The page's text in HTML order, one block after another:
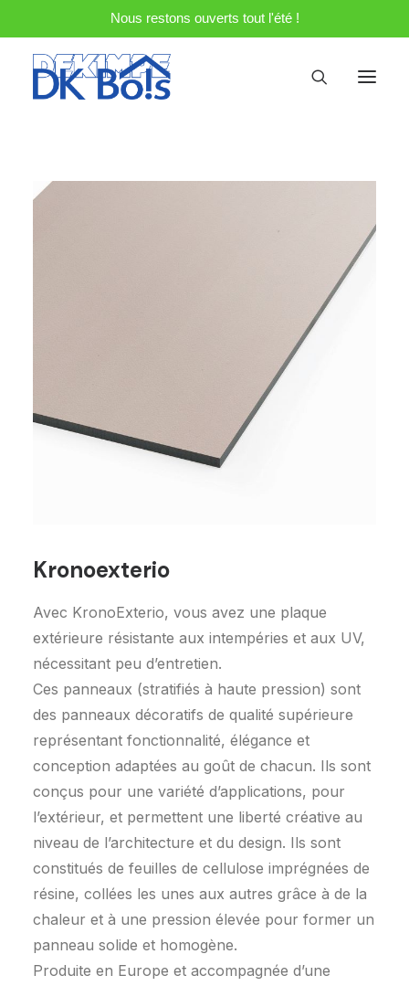
Nous restons ouverts tout l'été !
Kronoexterio
Avec KronoExterio, vous avez une plaque
extérieure résistante aux intempéries et aux UV,
nécessitant peu d’entretien.
Ces panneaux (stratifiés à haute pression) sont
des panneaux décoratifs de qualité supérieure
représentant fonctionnalité, élégance et
conception adaptées au goût de chacun. Ils sont
conçus pour une variété d’applications, pour
l’extérieur, et permettent une liberté créative au
niveau de l’architecture et du design. Ils sont
constitués de feuilles de cellulose imprégnées de
résine, collées les unes aux autres grâce à de la
chaleur et à une pression élevée pour former un
panneau solide et homogène.
Produite en Europe et accompagnée d’une